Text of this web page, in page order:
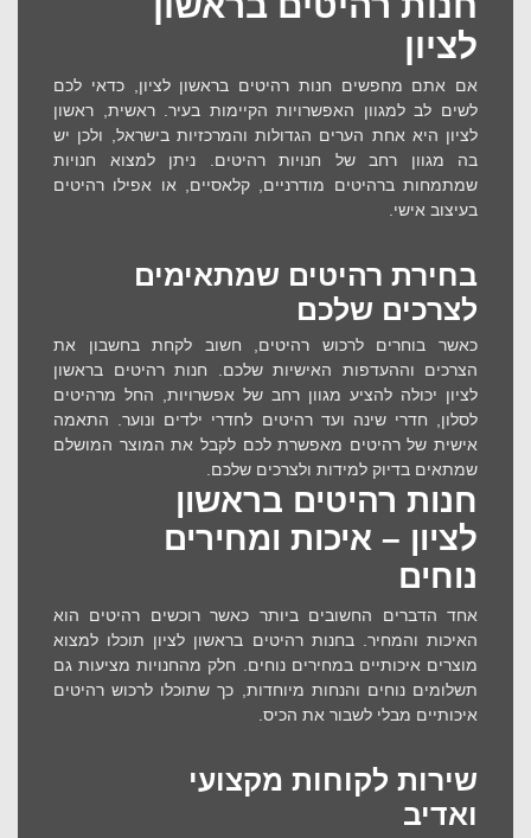
לציון
אם אתם מחפשים חנות רהיטים בראשון לציון, כדאי לכם
לשים לב למגוון האפשרויות הקיימות בעיר. ראשית, ראשון
לציון היא אחת הערים הגדולות והמרכזיות בישראל, ולכן יש
בה מגוון רחב של חנויות רהיטים. ניתן למצוא חנויות
שמתמחות ברהיטים מודרניים, קלאסיים, או אפילו רהיטים
בעיצוב אישי.
בחירת רהיטים שמתאימים
לצרכים שלכם
כאשר בוחרים לרכוש רהיטים, חשוב לקחת בחשבון את
הצרכים וההעדפות האישיות שלכם. חנות רהיטים בראשון
לציון יכולה להציע מגוון רחב של אפשרויות, החל מרהיטים
לסלון, חדרי שינה ועד רהיטים לחדרי ילדים ונוער. התאמה
אישית של רהיטים מאפשרת לכם לקבל את המוצר המושלם
שמתאים בדיוק למידות ולצרכים שלכם.
חנות רהיטים בראשון
לציון – איכות ומחירים
נוחים
אחד הדברים החשובים ביותר כאשר רוכשים רהיטים הוא
האיכות והמחיר. בחנות רהיטים בראשון לציון תוכלו למצוא
מוצרים איכותיים במחירים נוחים. חלק מהחנויות מציעות גם
תשלומים נוחים והנחות מיוחדות, כך שתוכלו לרכוש רהיטים
איכותיים מבלי לשבור את הכיס.
שירות לקוחות מקצועי
ואדיב